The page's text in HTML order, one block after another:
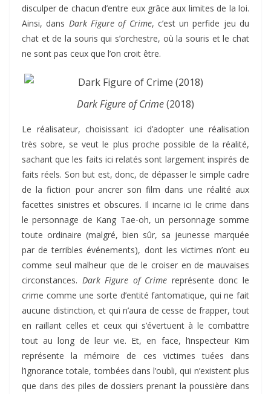
disculper de chacun d’entre eux grâce aux limites de la loi.
Ainsi, dans Dark Figure of Crime, c’est un perfide jeu du
chat et de la souris qui s’orchestre, où la souris et le chat
ne sont pas ceux que l’on croit être.
Dark Figure of Crime(2018)
Le réalisateur, choisissant ici d’adopter une réalisation
très sobre, se veut le plus proche possible de la réalité,
sachant que les faits ici relatés sont largement inspirés de
faits réels. Son but est, donc, de dépasser le simple cadre
de la fiction pour ancrer son film dans une réalité aux
facettes sinistres et obscures. Il incarne ici le crime dans
le personnage de Kang Tae-oh, un personnage somme
toute ordinaire (malgré, bien sûr, sa jeunesse marquée
par de terribles événements), dont les victimes n’ont eu
comme seul malheur que de le croiser en de mauvaises
circonstances. Dark Figure of Crime représente donc le
crime comme une sorte d’entité fantomatique, qui ne fait
aucune distinction, et qui n’aura de cesse de frapper, tout
en raillant celles et ceux qui s’évertuent à le combattre
tout au long de leur vie. Et, en face, l’inspecteur Kim
représente la mémoire de ces victimes tuées dans
l’ignorance totale, tombées dans l’oubli, qui n’existent plus
que dans des piles de dossiers prenant la poussière dans